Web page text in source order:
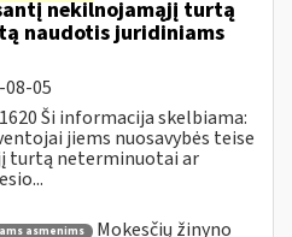
nekilnojamąjį turtą
naudotis juridiniams
08-05
Ši informacija skelbiama:
jiems nuosavybės teise
turtą neterminuotai ar
asmenims
Mokesčių žinyno